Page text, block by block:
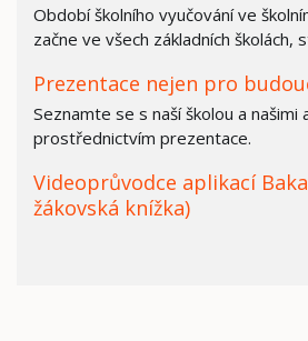
Období školního vyučování ve
začne ve všech základních školách,
Prezentace nejen pro
Seznamte se s naší školou a našimi
prostřednictvím prezentace.
Videoprůvodce aplikací
žákovská knížka)